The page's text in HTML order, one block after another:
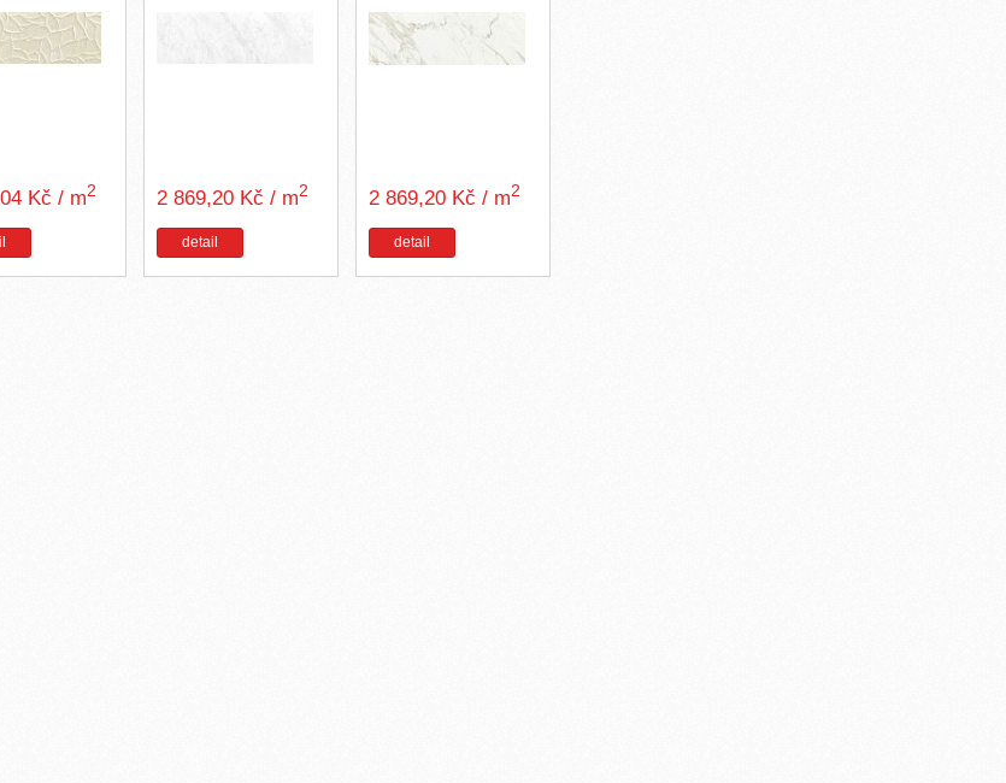
Kč / m2 2 869,20 Kč / m2
detail
2 869,20 Kč / m2
detail